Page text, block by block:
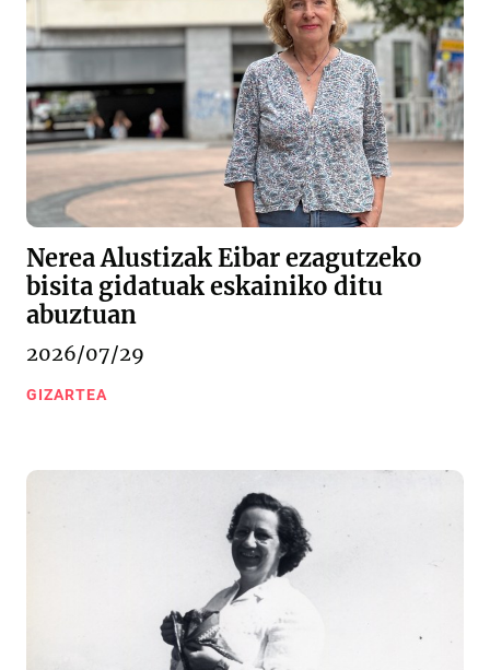
Nerea Alustizak Eibar ezagutzeko
bisita gidatuak eskainiko ditu
abuztuan
2026/07/29
GIZARTEA